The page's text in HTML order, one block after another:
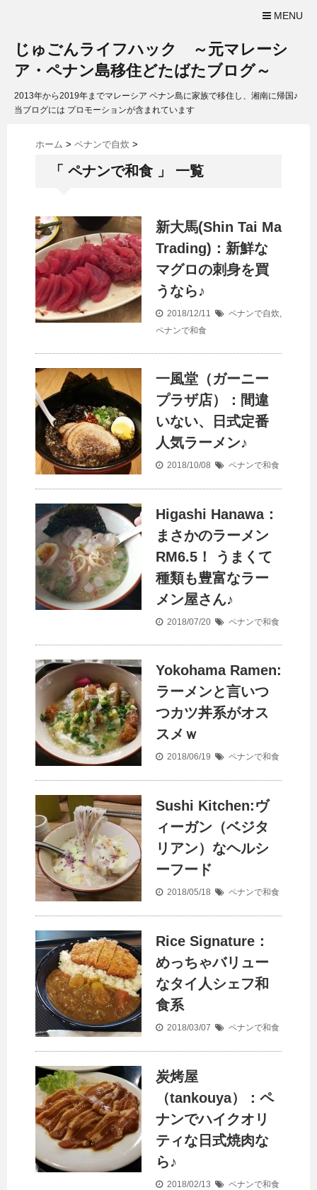
MENU
じゅごんライフハック ～元マレーシ
ア・ペナン島移住どたばたブログ～
2013年から2019年までマレーシア ペナン島に家族で移住し、湘南に帰国♪
当ブログには プロモーションが含まれています
ホーム > ペナンで自炊 >
「 ペナンで和食 」 一覧
新大馬(Shin Tai Ma
Trading)：新鮮な
マグロの刺身を買
うなら♪
2018/12/11 ペナンで自炊,
ペナンで和食
一風堂（ガーニー
プラザ店）：間違
いない、日式定番
人気ラーメン♪
2018/10/08 ペナンで和食
Higashi Hanawa：
まさかのラーメン
RM6.5！ うまくて
種類も豊富なラー
メン屋さん♪
2018/07/20 ペナンで和食
Yokohama Ramen:
ラーメンと言いつ
つカツ丼系がオス
スメｗ
2018/06/19 ペナンで和食
Sushi Kitchen:ヴ
ィーガン（ベジタ
リアン）なヘルシ
ーフード
2018/05/18 ペナンで和食
Rice Signature：
めっちゃバリュー
なタイ人シェフ和
食系
2018/03/07 ペナンで和食
炭烤屋
（tankouya）：ペ
ナンでハイクオリ
ティな日式焼肉な
ら♪
2018/02/13 ペナンで和食